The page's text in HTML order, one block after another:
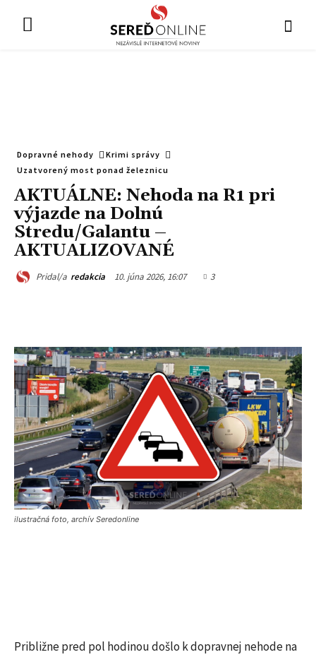
Dopravné nehody
Krimi správy
Uzatvorený most ponad železnicu
AKTUÁLNE: Nehoda na R1 pri
výjazde na Dolnú
Stredu/Galantu –
AKTUALIZOVANÉ
Pridal/a redakcia 10. júna 2026, 16:07 3
ilustračná foto, archív Seredonline
Približne pred pol hodinou došlo k dopravnej nehode na